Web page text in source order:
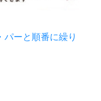
パーと順番に繰り